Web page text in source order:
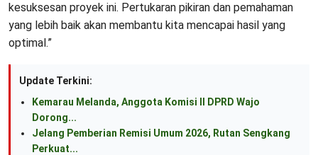
kesuksesan proyek ini. Pertukaran pikiran dan pemahaman
yang lebih baik akan membantu kita mencapai hasil yang
optimal.”
Update Terkini:
Kemarau Melanda, Anggota Komisi II DPRD Wajo
Dorong...
Jelang Pemberian Remisi Umum 2026, Rutan Sengkang
Perkuat...